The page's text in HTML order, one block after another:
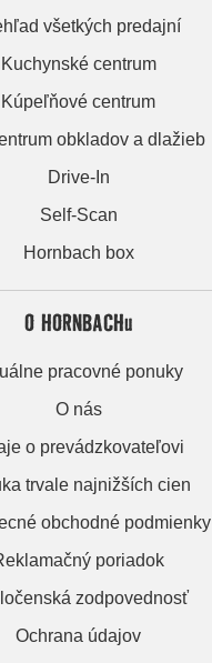
všetkých predajní
Kuchynské centrum
Kúpeľňové centrum
obkladov a dlažieb
Drive-In
Self-Scan
Hornbach box
O HORNBACHu
pracovné ponuky
O nás
o prevádzkovateľovi
trvale najnižších cien
obchodné podmienky
poriadok
zodpovednosť
Ochrana údajov